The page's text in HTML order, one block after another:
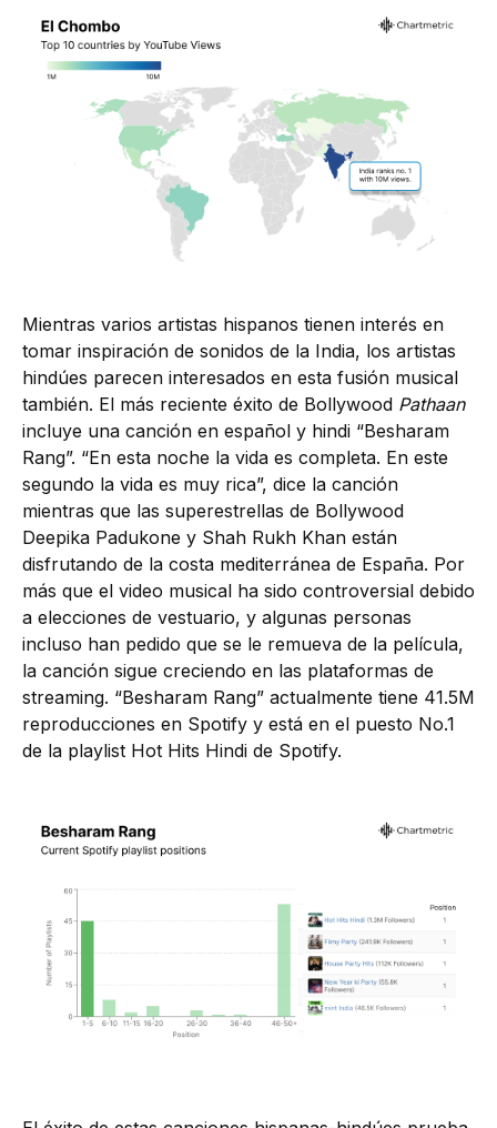
Mientras varios artistas hispanos tienen interés en
tomar inspiración de sonidos de la India, los artistas
hindúes parecen interesados en esta fusión musical
también. El más reciente éxito de Bollywood Pathaan
incluye una canción en español y hindi “Besharam
Rang”. “En esta noche la vida es completa. En este
segundo la vida es muy rica”, dice la canción
mientras que las superestrellas de Bollywood
Deepika Padukone y Shah Rukh Khan están
disfrutando de la costa mediterránea de España. Por
más que el video musical ha sido controversial debido
a elecciones de vestuario, y algunas personas
incluso han pedido que se le remueva de la película,
la canción sigue creciendo en las plataformas de
streaming. “Besharam Rang” actualmente tiene 41.5M
reproducciones en Spotify y está en el puesto No.1
de la playlist Hot Hits Hindi de Spotify.